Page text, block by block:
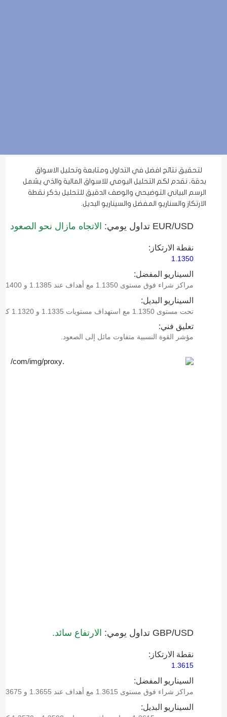
لتحقيق نتائج افضل في التداول ومتابعة وتحليل الاسواق
بدقة، نقدم لكم التحليل اليومي للاسواق المالية والذي يشمل
الرسم البياني التوضيحي والوصف الدقيق للتحليل بذكر نقطة
الارتكاز والسناريو المفضل والسيناريو البديل.
EUR/USD تداول يومي: الاتجاه مازال نحو الصعود
نقطة الارتكاز:
1.1350
السيناريو المفضل:
مراكز شراء فوق مستوى 1.1350 مع أهداف عند 1.1385 و 1.1400.
السيناريو البديل:
تحت مستوى 1.1350 مع استهداف مستويات 1.1335 و 1.1320 كأهداف.
تعليق فني:
مؤشر القوة النسبية متفاوت مائل إلى الصعود.
GBP/USD تداول يومي: الارتفاع سائد.
نقطة الارتكاز:
1.3615
السيناريو المفضل:
مراكز شراء فوق مستوى 1.3615 مع أهداف عند 1.3655 و 1.3675.
السيناريو البديل: